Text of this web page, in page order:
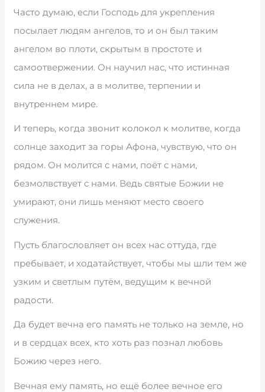
Часто думаю, если Господь для укрепления
посылает людям ангелов, то и он был таким
ангелом во плоти, скрытым в простоте и
самоотвержении. Он научил нас, что истинная
сила не в делах, а в молитве, терпении и
внутреннем мире.
И теперь, когда звонит колокол к молитве, когда
солнце заходит за горы Афона, чувствую, что он
рядом. Он молится с нами, поёт с нами,
безмолвствует с нами. Ведь святые Божии не
умирают, они лишь меняют место своего
служения.
Пусть благословляет он всех нас оттуда, где
пребывает, и ходатайствует, чтобы мы шли тем же
узким и светлым путём, ведущим к вечной
радости.
Да будет вечна его память не только на земле, но
и в сердцах всех, кто хоть раз познал любовь
Божию через него.
Вечная ему память, но ещё более вечное его